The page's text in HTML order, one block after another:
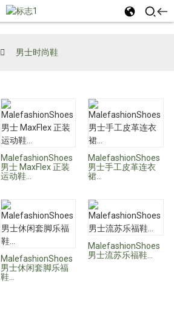
男士时尚鞋
MalefashionShoes
男士 MaxFlex 正装
运动鞋...
MalefashionShoes
男士手工皮革连衣
裙...
MalefashionShoes
男士休闲套脚乐福
鞋...
MalefashionShoes
男士流苏乐福鞋...